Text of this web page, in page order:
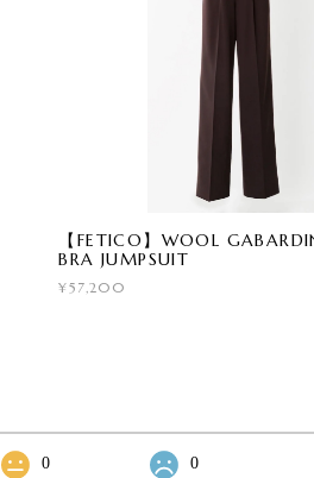
【FETICO】WOOL
BRA JUMPSUIT
¥57,200
0 0